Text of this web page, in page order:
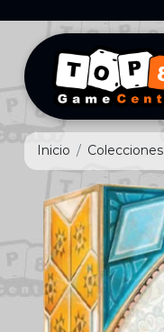
Inicio Colecciones